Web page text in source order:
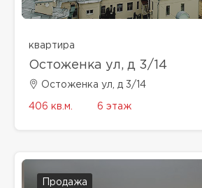
квартира
Остоженка ул, д 3/14
Остоженка ул, д 3/14
406 кв.м. 6 этаж
Продажа